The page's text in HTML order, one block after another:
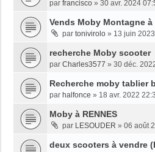
par francisco » 30 avr. 2024
Vends Moby Montagne
par tonivirolo » 13 juin
recherche Moby scooter
par Charles3577 » 30 déc.
Recherche moby tablier
par halfonce » 18 avr. 2022
Moby à RENNES
par LESOUDER » 06 août
deux scooters à vendre